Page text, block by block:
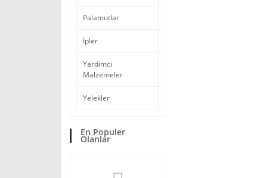
Palamutlar
İpler
Yardımcı
Malzemeler
Yelekler
En Populer
Olanlar